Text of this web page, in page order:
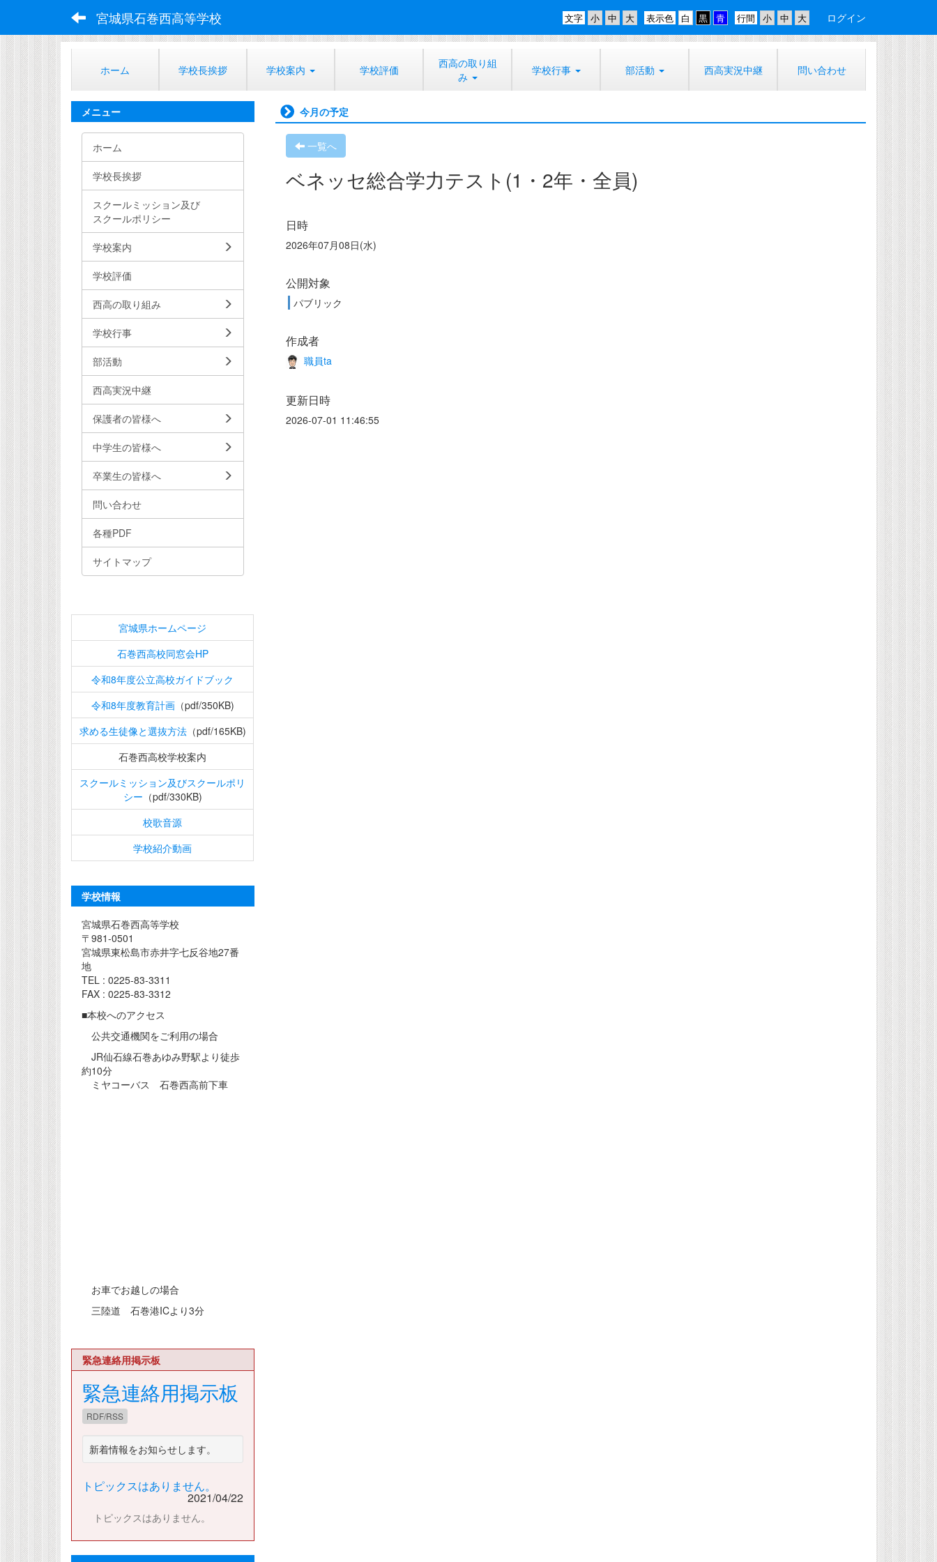
宮城県石巻西高等学校 行間
表示色
文字 ログイン
ホーム 学校長挨拶 学校案内 学校評価
西高の取り組
み
学校行事 部活動 西高実況中継 問い合わせ
今月の予定
一覧へ
ベネッセ総合学力テスト(1・2年・全員)
日時
2026年07月08日(水)
公開対象
パブリック
作成者
職員ta
更新日時
2026-07-01 11:46:55
メニュー
ホーム
学校長挨拶
スクールミッション及び
スクールポリシー
学校案内
学校評価
西高の取り組み
学校行事
部活動
西高実況中継
保護者の皆様へ
中学生の皆様へ
卒業生の皆様へ
問い合わせ
各種PDF
サイトマップ
宮城県ホームページ
石巻西高校同窓会HP
令和8年度公立高校ガイドブック
令和8年度教育計画（pdf/350KB)
求める生徒像と選抜方法（pdf/165KB)
石巻西高校学校案内
スクールミッション及びスクールポリ
シー （pdf/330KB)
校歌音源
学校紹介動画
学校情報
宮城県石巻西高等学校
〒981-0501
宮城県東松島市赤井字七反谷地27番
地
TEL : 0225-83-3311
FAX : 0225-83-3312
■本校へのアクセス
公共交通機関をご利用の場合
JR仙石線石巻あゆみ野駅より徒歩
約10分
ミヤコーバス 石巻西高前下車
お車でお越しの場合
三陸道 石巻港ICより3分
緊急連絡用掲示板
緊急連絡用掲示板
RDF/RSS
新着情報をお知らせします。
トピックスはありません。
2021/04/22
トピックスはありません。